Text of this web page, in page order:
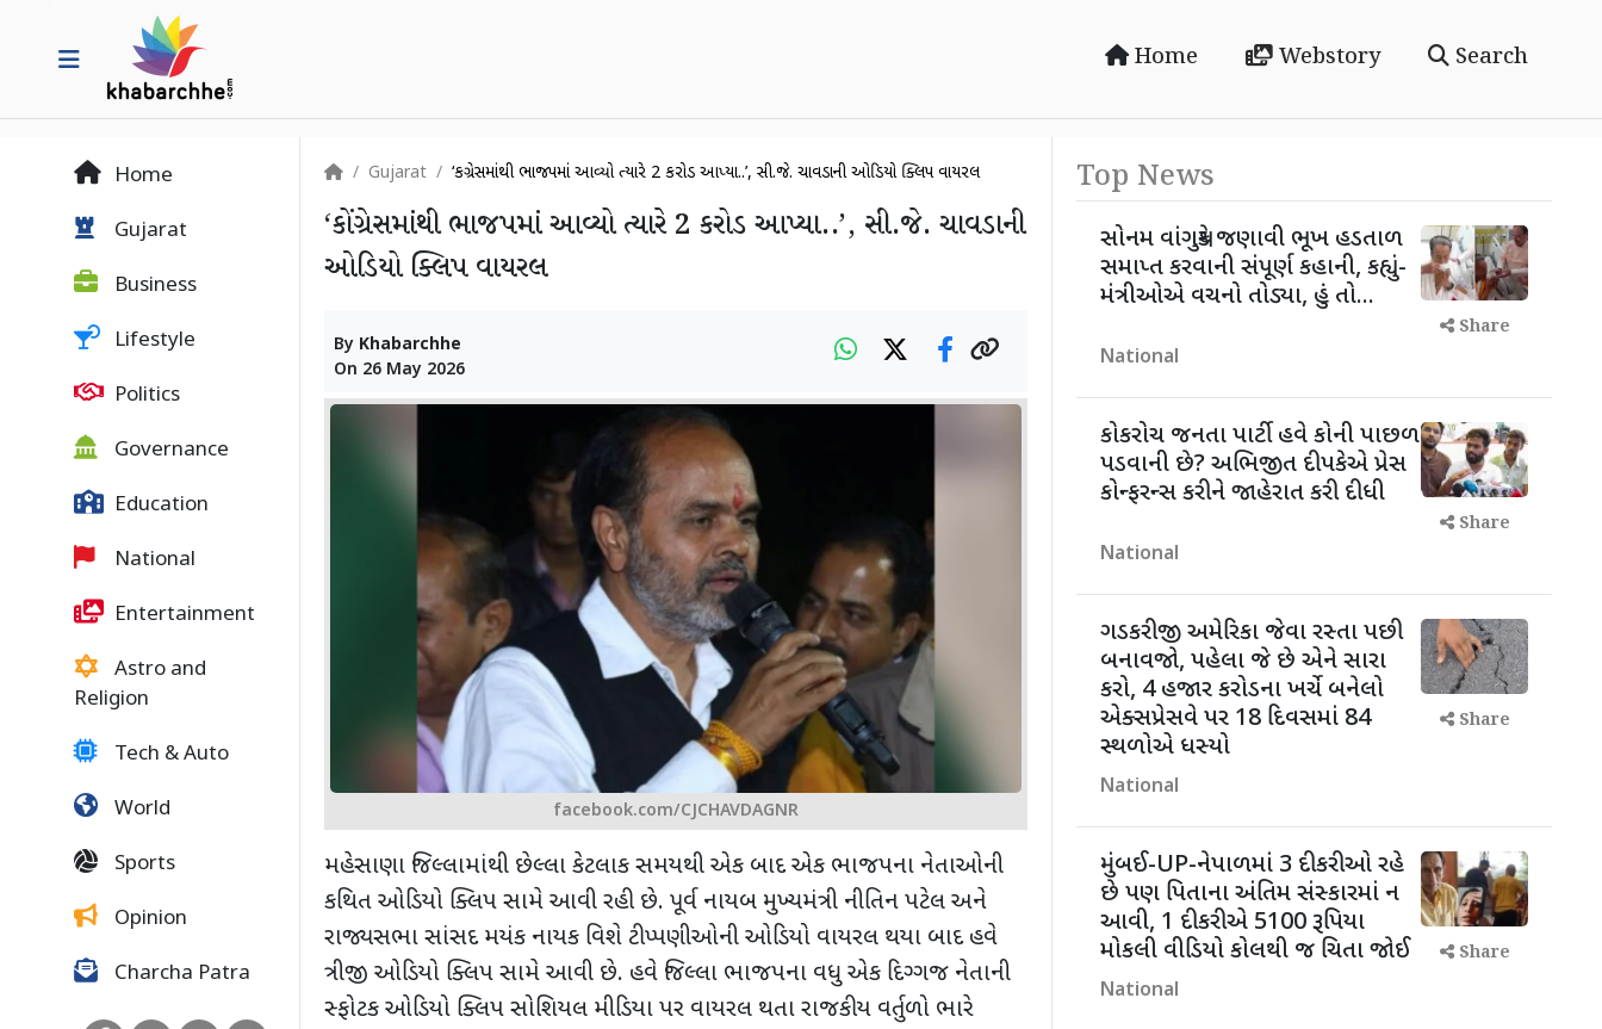
Home Webstory Search
Home
Gujarat
Business
Lifestyle
Politics
Governance
Education
National
Entertainment
Astro and
Religion
Tech & Auto
World
Sports
Opinion
Charcha Patra
Gujarat ‘કોંગ્રેસમાંથી ભાજપમાં આવ્યો ત્યારે 2 કરોડ આપ્યા..’, સી.જે. ચાવડાની ઓડિયો ક્લિપ વાયરલ
‘કોંગ્રેસમાંથી ભાજપમાં આવ્યો ત્યારે 2 કરોડ આપ્યા..’, સી.જે. ચાવડાની
ઓડિયો ક્લિપ વાયરલ
By Khabarchhe
On 26 May 2026
facebook.com/CJCHAVDAGNR
મહેસાણા જિલ્લામાંથી છેલ્લા કેટલાક સમયથી એક બાદ એક ભાજપના નેતાઓની
કથિત ઓડિયો ક્લિપ સામે આવી રહી છે. પૂર્વ નાયબ મુખ્યમંત્રી નીતિન પટેલ અને
રાજ્યસભા સાંસદ મયંક નાયક વિશે ટીપ્પણીઓની ઓડિયો વાયરલ થયા બાદ હવે
ત્રીજી ઓડિયો ક્લિપ સામે આવી છે. હવે જિલ્લા ભાજપના વધુ એક દિગ્ગજ નેતાની
સ્ફોટક ઓડિયો ક્લિપ સોશિયલ મીડિયા પર વાયરલ થતા રાજકીય વર્તુળો ભારે
Top News
સોનમ વાંગચુકે જણાવી ભૂખ હડતાળ
સમાપ્ત કરવાની સંપૂર્ણ કહાની, કહ્યું-
મંત્રીઓએ વચનો તોડ્યા, હું તો...
National
Share
કોકરોચ જનતા પાર્ટી હવે કોની પાછળ
પડવાની છે? અભિજીત દીપકેએ પ્રેસ
કોન્ફરન્સ કરીને જાહેરાત કરી દીધી
National
Share
ગડકરીજી અમેરિકા જેવા રસ્તા પછી
બનાવજો, પહેલા જે છે એને સારા
કરો, 4 હજાર કરોડના ખર્ચે બનેલો
એક્સપ્રેસવે પર 18 દિવસમાં 84
સ્થળોએ ધસ્યો
National
Share
મુંબઈ-UP-નેપાળમાં 3 દીકરીઓ રહે
છે પણ પિતાના અંતિમ સંસ્કારમાં ન
આવી, 1 દીકરીએ 5100 રૂપિયા
મોકલી વીડિયો કોલથી જ ચિતા જોઈ
National
Share